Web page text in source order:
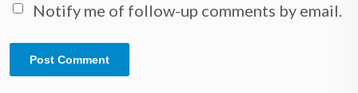
Notify me of follow-up comments by email.